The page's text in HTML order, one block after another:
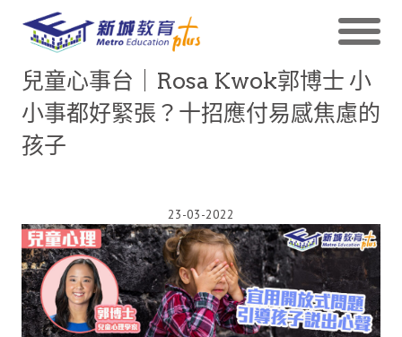
兒童心事台｜Rosa Kwok郭博士 小
小事都好緊張？十招應付易感焦慮的
孩子
23-03-2022